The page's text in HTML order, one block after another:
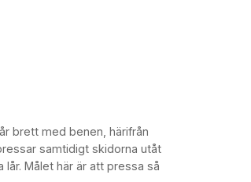
brett med benen, härifrån
samtidigt skidorna utåt
Målet här är att pressa så